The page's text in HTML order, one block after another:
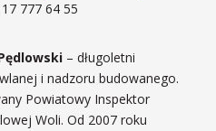
777 64 55
– długoletni
i nadzoru budowanego.
Powiatowy Inspektor
Woli. Od 2007 roku